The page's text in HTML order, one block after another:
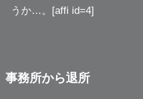
うか…。[affi id=4]
事務所から退所